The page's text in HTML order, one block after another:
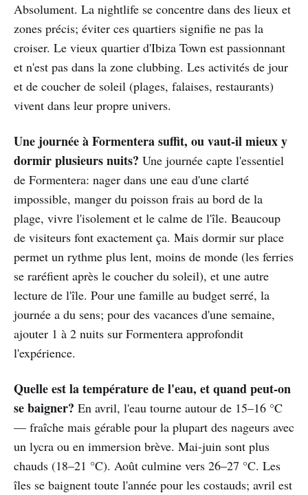
Absolument. La nightlife se concentre dans des lieux et
zones précis; éviter ces quartiers signifie ne pas la
croiser. Le vieux quartier d'Ibiza Town est passionnant
et n'est pas dans la zone clubbing. Les activités de jour
et de coucher de soleil (plages, falaises, restaurants)
vivent dans leur propre univers.
Une journée à Formentera suffit, ou vaut-il mieux y
dormir plusieurs nuits? Une journée capte l'essentiel
de Formentera: nager dans une eau d'une clarté
impossible, manger du poisson frais au bord de la
plage, vivre l'isolement et le calme de l'île. Beaucoup
de visiteurs font exactement ça. Mais dormir sur place
permet un rythme plus lent, moins de monde (les ferries
se raréfient après le coucher du soleil), et une autre
lecture de l'île. Pour une famille au budget serré, la
journée a du sens; pour des vacances d'une semaine,
ajouter 1 à 2 nuits sur Formentera approfondit
l'expérience.
Quelle est la température de l'eau, et quand peut-on
se baigner? En avril, l'eau tourne autour de 15–16 °C
— fraîche mais gérable pour la plupart des nageurs avec
un lycra ou en immersion brève. Mai-juin sont plus
chauds (18–21 °C). Août culmine vers 26–27 °C. Les
îles se baignent toute l'année pour les costauds; avril est